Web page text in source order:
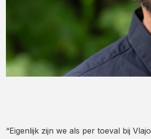
“Eigenlijk zijn we als per toeval bij Vlajo